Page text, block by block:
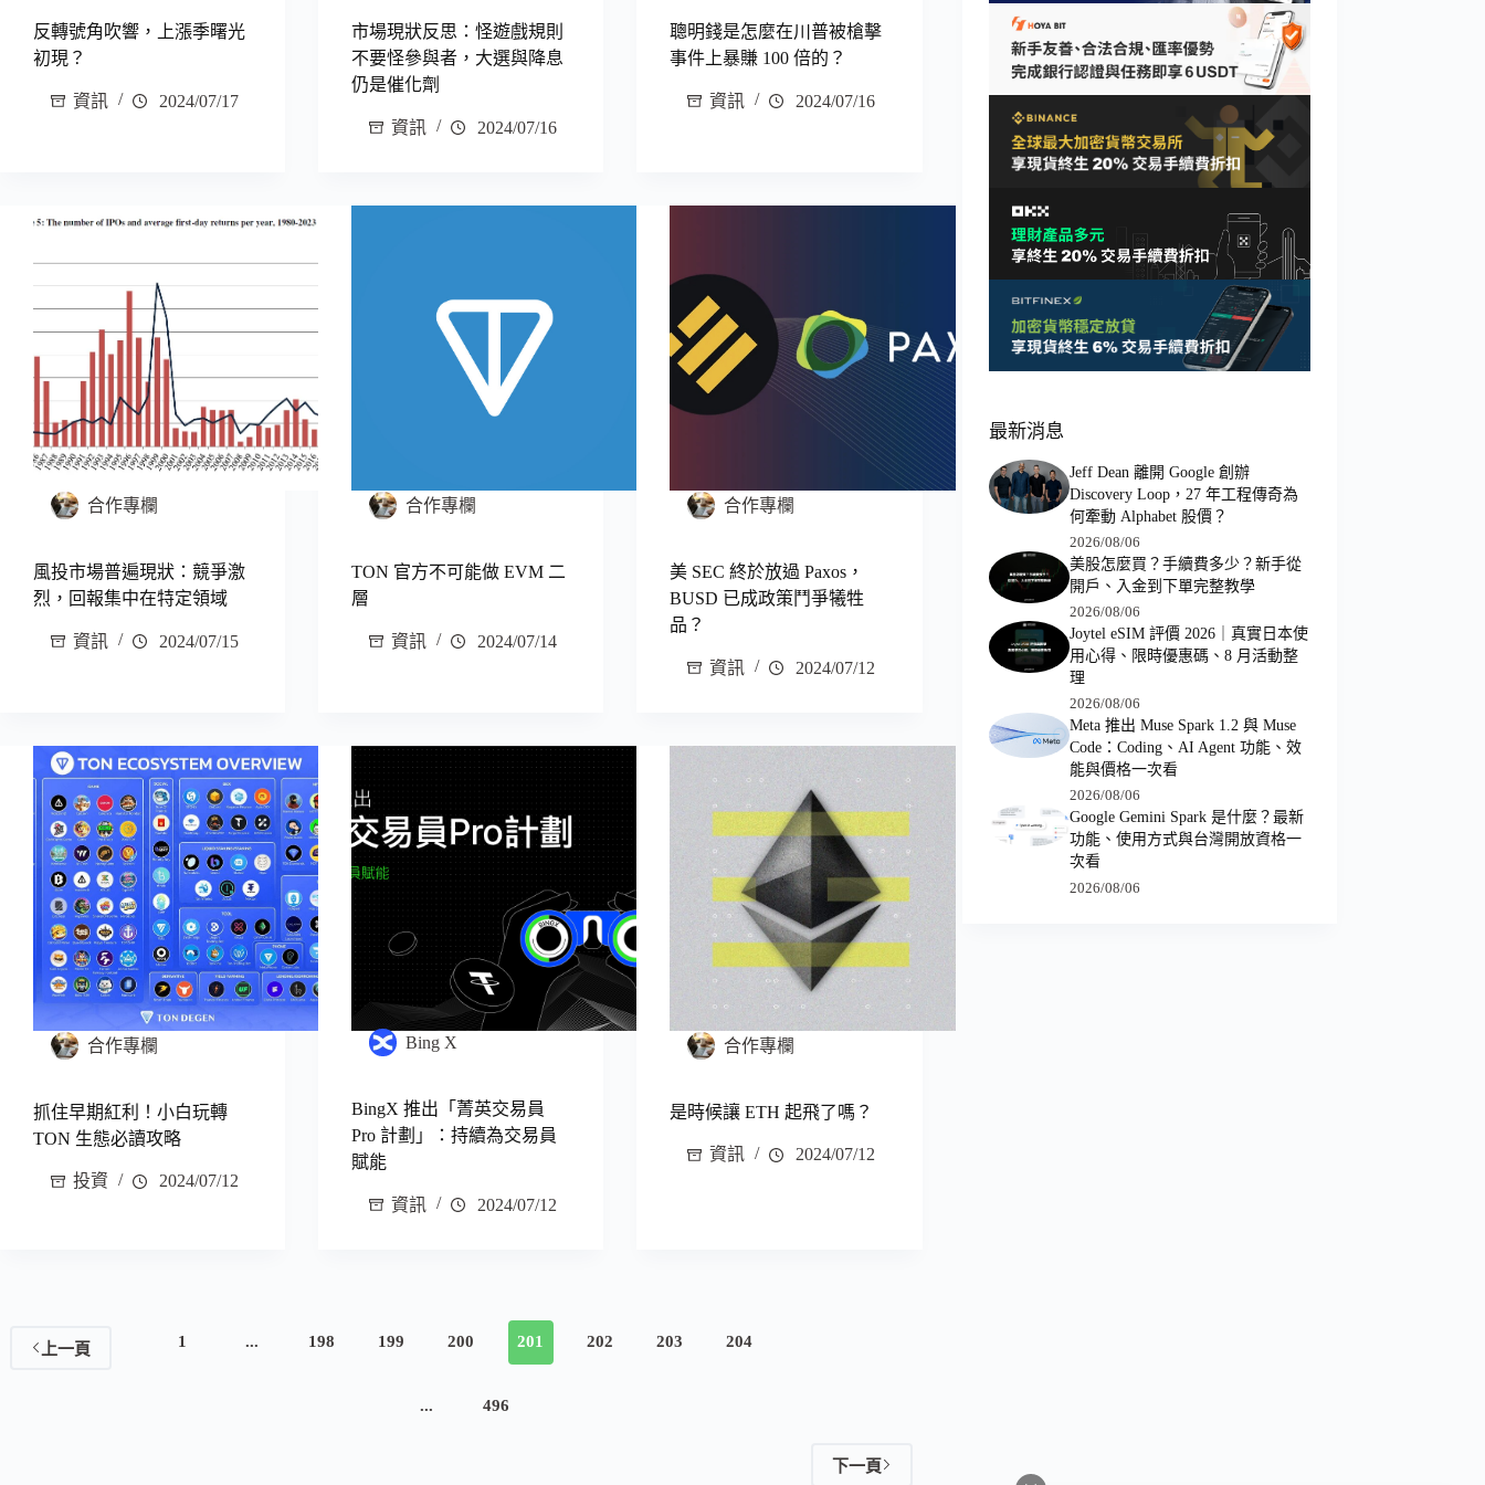
反轉號角吹響，上漲季曙光
初現？
資訊 2024/07/17
市場現狀反思：怪遊戲規則
不要怪參與者，大選與降息
仍是催化劑
資訊 2024/07/16
聰明錢是怎麼在川普被槍擊
事件上暴賺 100 倍的？
資訊 2024/07/16
合作專欄
風投市場普遍現狀：競爭激
烈，回報集中在特定領域
資訊 2024/07/15
合作專欄
TON 官方不可能做 EVM 二
層
資訊 2024/07/14
合作專欄
美 SEC 終於放過 Paxos，
BUSD 已成政策鬥爭犧牲
品？
資訊 2024/07/12
合作專欄
抓住早期紅利！小白玩轉
TON 生態必讀攻略
投資 2024/07/12
Bing X
BingX 推出「菁英交易員
Pro 計劃」：持續為交易員
賦能
資訊 2024/07/12
合作專欄
是時候讓 ETH 起飛了嗎？
資訊 2024/07/12
上一頁 1 ... 198 199 200 201 202 203 204
... 496
下一頁
最新消息
Jeff Dean 離開 Google 創辦
Discovery Loop，27 年工程傳奇為
何牽動 Alphabet 股價？
2026/08/06
美股怎麼買？手續費多少？新手從
開戶、入金到下單完整教學
2026/08/06
Joytel eSIM 評價 2026｜真實日本使
用心得、限時優惠碼、8 月活動整
理
2026/08/06
Meta 推出 Muse Spark 1.2 與 Muse
Code：Coding、AI Agent 功能、效
能與價格一次看
2026/08/06
Google Gemini Spark 是什麼？最新
功能、使用方式與台灣開放資格一
次看
2026/08/06